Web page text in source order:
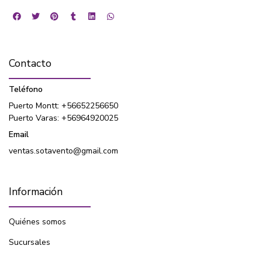
Contacto
Teléfono
Puerto Montt: +56652256650
Puerto Varas: +56964920025
Email
ventas.sotavento@gmail.com
Información
Quiénes somos
Sucursales